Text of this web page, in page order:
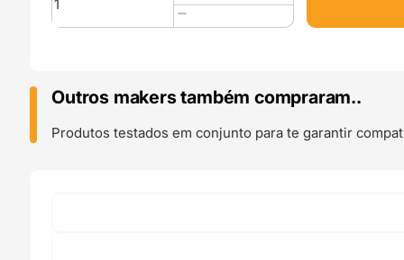
de
MC
Series
MC
Control
Outros makers também compraram..
Produtos testados em conjunto para te garantir